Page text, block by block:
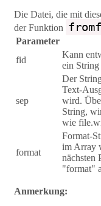
Die Datei, die mit
der Funktion
Parameter
fid
Kann
ein String
sep
Der
Text-
wird.
String,
wie
format
Format-
im Array
nächsten
"format"
Anmerkung: